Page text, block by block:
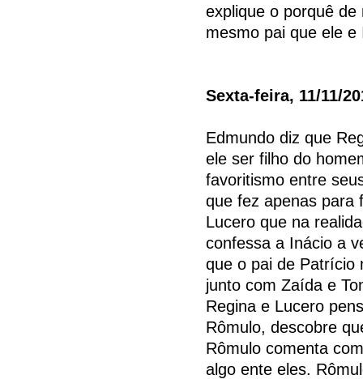
explique o porquê
mesmo pai que ele e
Sexta-feira, 11/11/
Edmundo diz que
ele ser filho do
favoritismo entre
que fez apenas para
Lucero que na
confessa a Inácio a
que o pai de Patrício
junto com Zaída e
Regina e Lucero
Rômulo, descobre
Rômulo comenta
algo ente eles.